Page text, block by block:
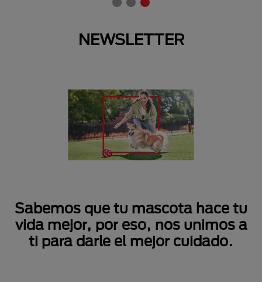
NEWSLETTER
Sabemos que tu mascota hace tu
vida mejor, por eso, nos unimos a
ti para darle el mejor cuidado.